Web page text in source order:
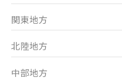
関東地方
北陸地方
中部地方